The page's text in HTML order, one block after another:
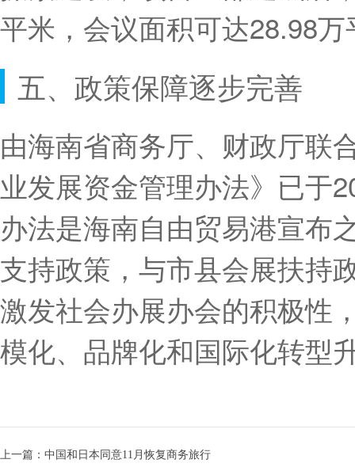
平米，会议面积可达28.98
五、政策保障逐步完善
由海南省商务厅、财政厅联
业发展资金管理办法》已于
办法是海南自由贸易港宣布
支持政策，与市县会展扶持
激发社会办展办会的积极性
模化、品牌化和国际化转型
上一篇：中国和日本同意11月恢复商务旅行